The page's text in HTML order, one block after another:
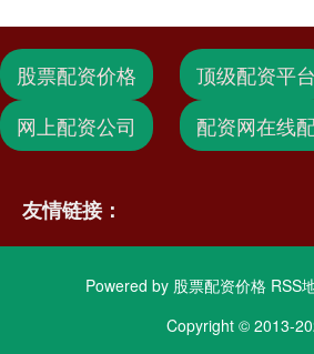
股票配资价格
顶级配资平台
网上配资公司
配资网在线
友情链接：
Powered by 股票配资价格 RSS
Copyright © 2013-